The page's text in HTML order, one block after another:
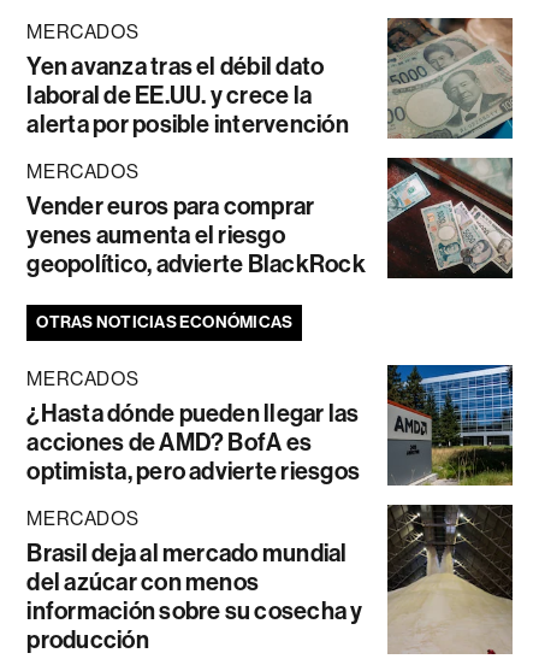
MERCADOS
Yen avanza tras el débil dato
laboral de EE.UU. y crece la
alerta por posible intervención
MERCADOS
Vender euros para comprar
yenes aumenta el riesgo
geopolítico, advierte BlackRock
OTRAS NOTICIAS ECONÓMICAS
MERCADOS
¿Hasta dónde pueden llegar las
acciones de AMD? BofA es
optimista, pero advierte riesgos
MERCADOS
Brasil deja al mercado mundial
del azúcar con menos
información sobre su cosecha y
producción